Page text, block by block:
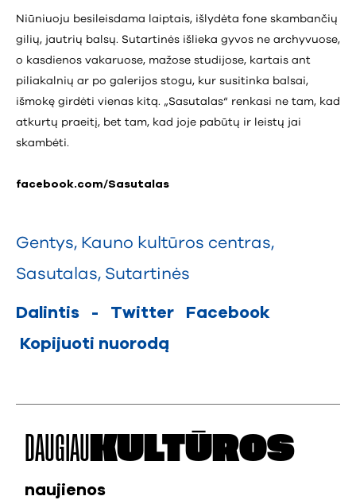
Niūniuoju besileisdama laiptais, išlydėta fone skambančių
gilių, jautrių balsų. Sutartinės išlieka gyvos ne archyvuose,
o kasdienos vakaruose, mažose studijose, kartais ant
piliakalnių ar po galerijos stogu, kur susitinka balsai,
išmokę girdėti vienas kitą. „Sasutalas“ renkasi ne tam, kad
atkurtų praeitį, bet tam, kad joje pabūtų ir leistų jai
skambėti.
facebook.com/Sasutalas
Gentys, Kauno kultūros centras,
Sasutalas, Sutartinės
Dalintis - Twitter
Facebook
Kopijuoti nuorodą
DAUGIAU KULTŪROS
naujienos